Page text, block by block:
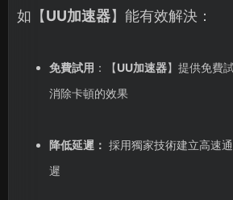
如【UU加速器】能有效解決：
免費試用 ：【UU加速器】提供免費
消除卡頓的效果
降低延遲： 採用獨家技術建立高速
遲